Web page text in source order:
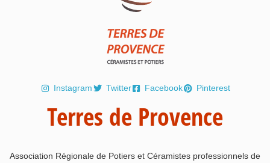
Instagram Twitter Facebook Pinterest
Terres de Provence
Association Régionale de Potiers et Céramistes professionnels de